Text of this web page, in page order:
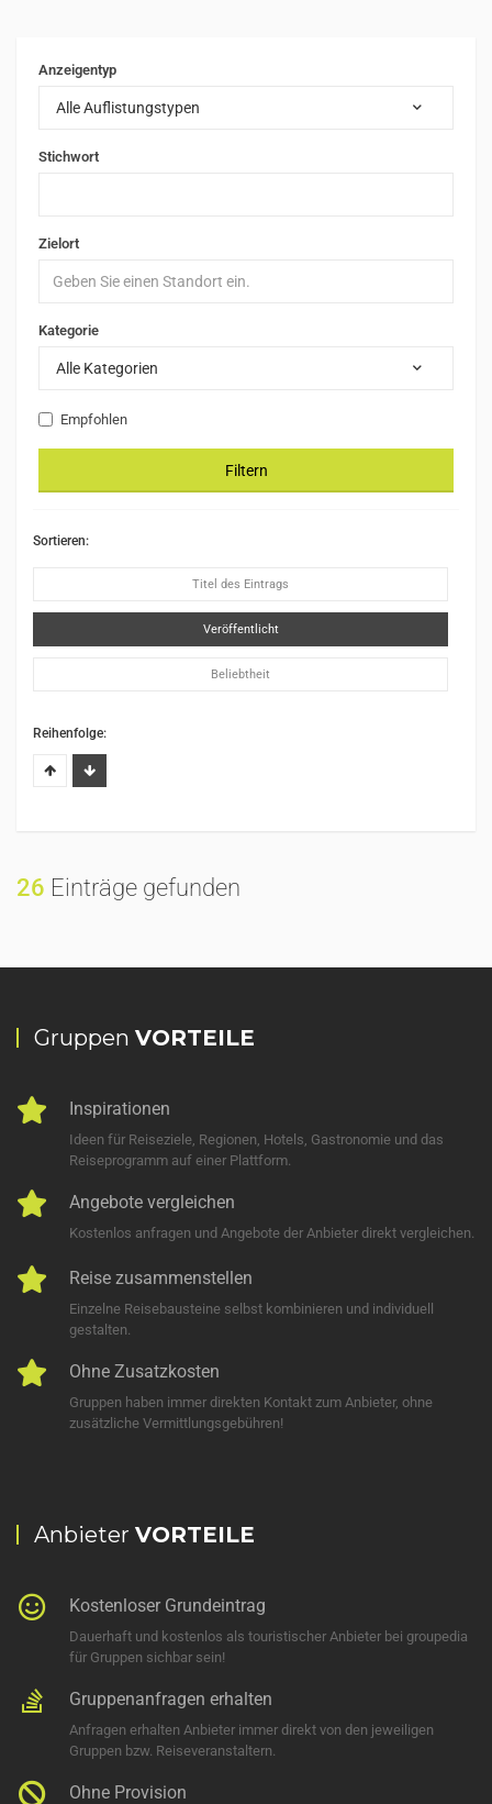
Anzeigentyp
Alle Auflistungstypen
Stichwort
Zielort
Kategorie
Alle Kategorien
Empfohlen
Filtern
Sortieren:
Titel des Eintrags
Veröffentlicht
Beliebtheit
Reihenfolge:
26 Einträge gefunden
Gruppen VORTEILE
Inspirationen
Ideen für Reiseziele, Regionen, Hotels, Gastronomie und das
Reiseprogramm auf einer Plattform.
Angebote vergleichen
Kostenlos anfragen und Angebote der Anbieter direkt vergleichen.
Reise zusammenstellen
Einzelne Reisebausteine selbst kombinieren und individuell
gestalten.
Ohne Zusatzkosten
Gruppen haben immer direkten Kontakt zum Anbieter, ohne
zusätzliche Vermittlungsgebühren!
Anbieter VORTEILE
Kostenloser Grundeintrag
Dauerhaft und kostenlos als touristischer Anbieter bei groupedia
für Gruppen sichbar sein!
Gruppenanfragen erhalten
Anfragen erhalten Anbieter immer direkt von den jeweiligen
Gruppen bzw. Reiseveranstaltern.
Ohne Provision